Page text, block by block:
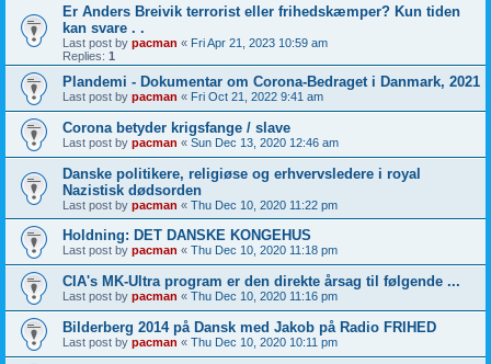
Er Anders Breivik terrorist eller frihedskæmper? Kun tiden
kan svare . .
Last post by pacman « Fri Apr 21, 2023 10:59 am
Replies: 1
Plandemi - Dokumentar om Corona-Bedraget i Danmark, 2021
Last post by pacman « Fri Oct 21, 2022 9:41 am
Corona betyder krigsfange / slave
Last post by pacman « Sun Dec 13, 2020 12:46 am
Danske politikere, religiøse og erhvervsledere i royal
Nazistisk dødsorden
Last post by pacman « Thu Dec 10, 2020 11:22 pm
Holdning: DET DANSKE KONGEHUS
Last post by pacman « Thu Dec 10, 2020 11:18 pm
CIA's MK-Ultra program er den direkte årsag til følgende ...
Last post by pacman « Thu Dec 10, 2020 11:16 pm
Bilderberg 2014 på Dansk med Jakob på Radio FRIHED
Last post by pacman « Thu Dec 10, 2020 10:11 pm